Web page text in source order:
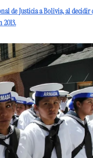
de Justicia a Bolivia, al